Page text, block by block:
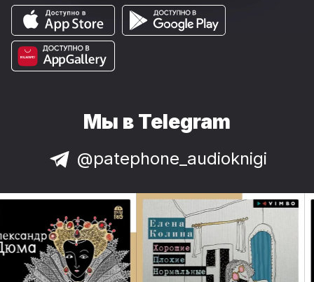
Мы в Telegram
@patephone_audioknigi